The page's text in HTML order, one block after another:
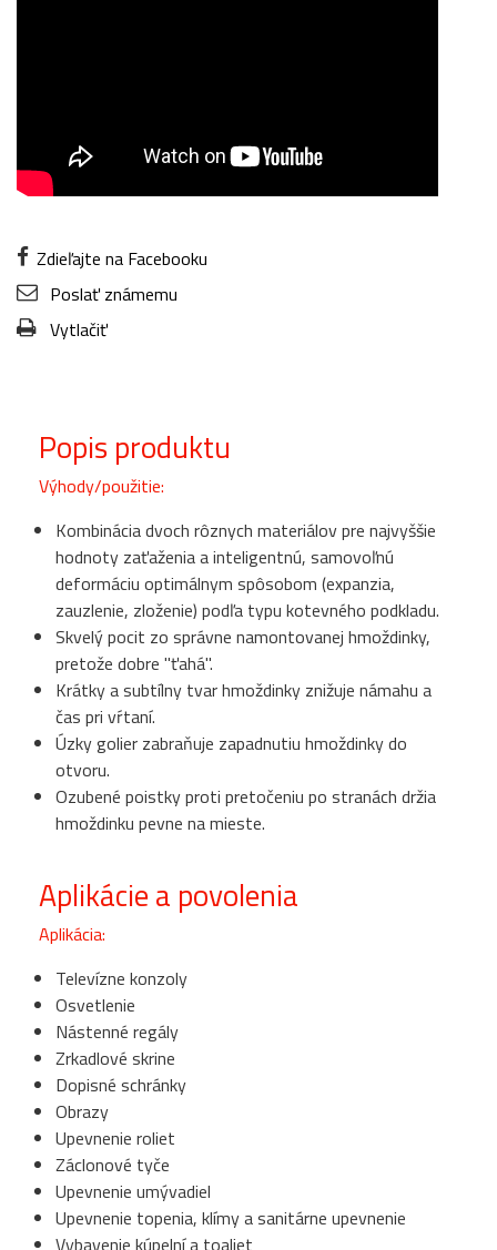
Zdieľajte na Facebooku
Poslať známemu
Vytlačiť
Popis produktu
Výhody/použitie:
Kombinácia dvoch rôznych materiálov pre najvyššie
hodnoty zaťaženia a inteligentnú, samovoľnú
deformáciu optimálnym spôsobom (expanzia,
zauzlenie, zloženie) podľa typu kotevného podkladu.
Skvelý pocit zo správne namontovanej hmoždinky,
pretože dobre "ťahá".
Krátky a subtílny tvar hmoždinky znižuje námahu a
čas pri vŕtaní.
Úzky golier zabraňuje zapadnutiu hmoždinky do
otvoru.
Ozubené poistky proti pretočeniu po stranách držia
hmoždinku pevne na mieste.
Aplikácie a povolenia
Aplikácia:
Televízne konzoly
Osvetlenie
Nástenné regály
Zrkadlové skrine
Dopisné schránky
Obrazy
Upevnenie roliet
Záclonové tyče
Upevnenie umývadiel
Upevnenie topenia, klímy a sanitárne upevnenie
Vybavenie kúpelní a toaliet